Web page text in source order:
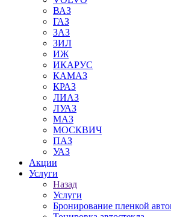
ВАЗ
ГАЗ
ЗАЗ
ЗИЛ
ИЖ
ИКАРУС
КАМАЗ
КРАЗ
ЛИАЗ
ЛУАЗ
МАЗ
МОСКВИЧ
ПАЗ
УАЗ
Акции
Услуги
Назад
Услуги
Бронирование пленкой